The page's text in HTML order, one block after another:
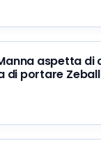
Manna aspetta
di portare